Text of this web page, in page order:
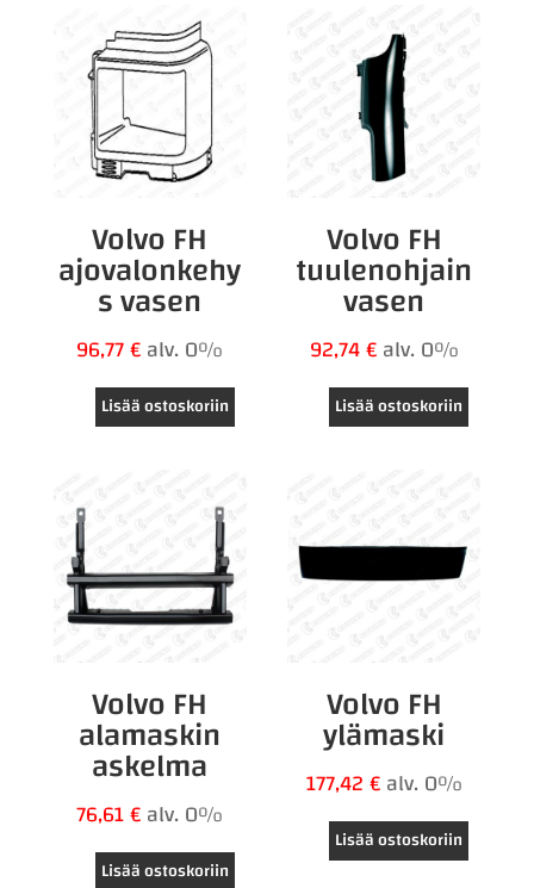
Volvo FH
ajovalonkehy
s vasen
96,77€alv. 0%
Lisää ostoskoriin
Volvo FH
tuulenohjain
vasen
92,74€alv. 0%
Lisää ostoskoriin
Volvo FH
alamaskin
askelma
76,61€alv. 0%
Lisää ostoskoriin
Volvo FH
ylämaski
177,42€alv. 0%
Lisää ostoskoriin